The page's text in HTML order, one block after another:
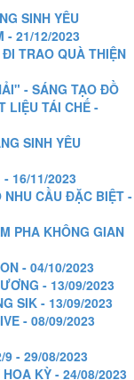
SINH YÊU
- 21/12/2023
TRAO QUÀ THIỆN
- SÁNG TẠO ĐỒ
LIỆU TÁI CHẾ -
SINH YÊU
- 16/11/2023
NHU CẦU ĐẶC BIỆT -
PHA KHÔNG GIAN
- 04/10/2023
- 13/09/2023
SIK - 13/09/2023
- 08/09/2023
9 - 29/08/2023
KỲ - 24/08/2023